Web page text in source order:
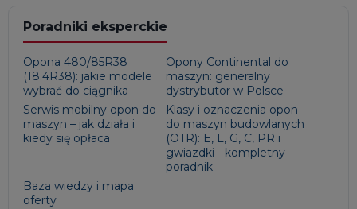
Poradniki eksperckie
Opona 480/85R38
(18.4R38): jakie modele
wybrać do ciągnika
Opony Continental do
maszyn: generalny
dystrybutor w Polsce
Serwis mobilny opon do
maszyn – jak działa i
kiedy się opłaca
Klasy i oznaczenia opon
do maszyn budowlanych
(OTR): E, L, G, C, PR i
gwiazdki - kompletny
poradnik
Baza wiedzy i mapa
oferty